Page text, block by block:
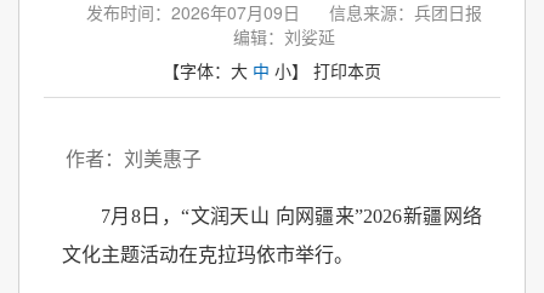
发布时间：2026年07月09日
信息来源：​兵团日报
编辑：刘娑延
【字体： 大 中 小】 打印本页
作者：刘美惠子
7月8日，“文润天山 向网疆来”2026新疆网络
文化主题活动在克拉玛依市举行。